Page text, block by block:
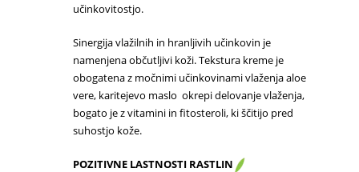
učinkovitostjo.
Sinergija vlažilnih in hranljivih učinkovin je
namenjena občutljivi koži. Tekstura kreme je
obogatena z močnimi učinkovinami vlaženja aloe
vere, karitejevo maslo okrepi delovanje vlaženja,
bogato je z vitamini in fitosteroli, ki ščitijo pred
suhostjo kože.
POZITIVNE LASTNOSTI RASTLIN